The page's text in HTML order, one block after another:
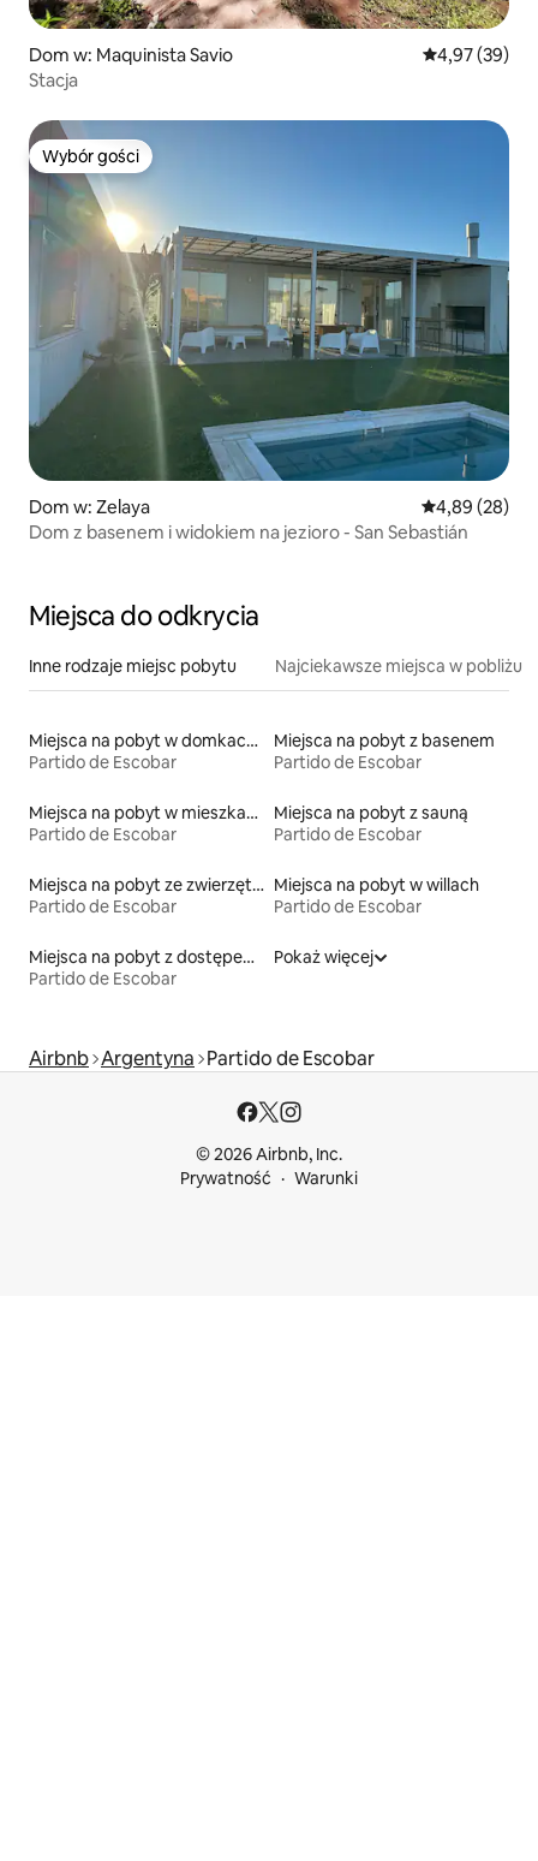
Dom w: Maquinista Savio Średnia
4,97 (39)
Stacja
Wybór gości
Wybór gości
Dom w: Zelaya Średnia
4,89 (28)
Dom z basenem i widokiem na jezioro - San Sebastián
Miejsca do odkrycia
Inne rodzaje miejsc pobytu Najciekawsze miejsca w pobliżu
Miejsca na pobyt w domkach gościnnych
Partido de Escobar
Miejsca na pobyt z basenem
Partido de Escobar
Miejsca na pobyt w mieszkaniach typu condo
Partido de Escobar
Miejsca na pobyt z sauną
Partido de Escobar
Miejsca na pobyt ze zwierzętami
Partido de Escobar
Miejsca na pobyt w willach
Partido de Escobar
Miejsca na pobyt z dostępem do jeziora
Partido de Escobar
Pokaż więcej
Airbnb Argentyna Partido de Escobar
© 2026 Airbnb, Inc.
Prywatność
Warunki